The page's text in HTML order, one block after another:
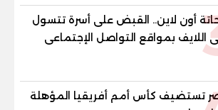
عقب سداد مبلغ 486 ألف جنيه قيمة
من نفقة مصروفا
أون لاين.. القبض على أسرة تتسول
اللايف بمواقع التواصل الإجتماعى
تستضيف كأس أمم أفريقيا المؤهلة